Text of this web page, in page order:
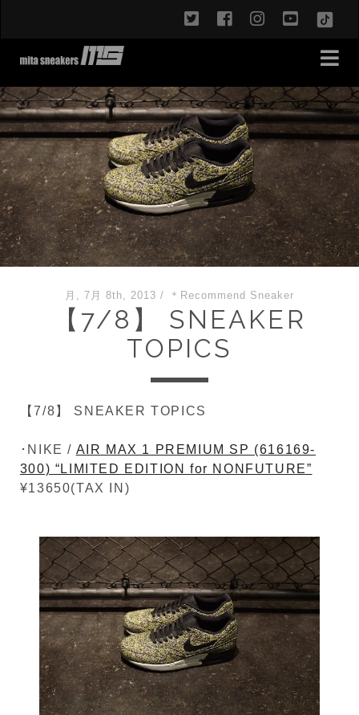
twitterfacebookinstagram
月, 7月 8th, 2013 / ＊Recommend Sneaker
【7/8】 SNEAKER
TOPICS
【7/8】 SNEAKER TOPICS
･NIKE / AIR MAX 1 PREMIUM SP (616169-
300) “LIMITED EDITION for NONFUTURE”
¥13650(TAX IN)